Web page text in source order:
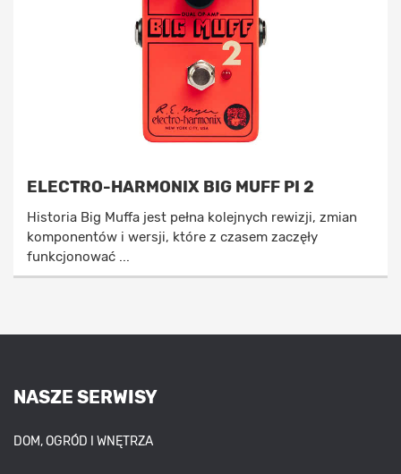
ELECTRO-HARMONIX BIG MUFF PI 2
Historia Big Muffa jest pełna kolejnych rewizji, zmian
komponentów i wersji, które z czasem zaczęły
funkcjonować ...
NASZE SERWISY
DOM, OGRÓD I WNĘTRZA